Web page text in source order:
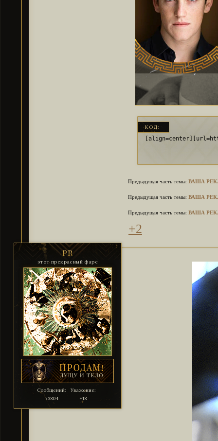
КОД:
Предыдущая часть темы: ВАША
Предыдущая часть темы: ВАША
Предыдущая часть темы: ВАША
+2
PR
этот прекрасный фарс
Сообщений:
73804
Уважение:
+18